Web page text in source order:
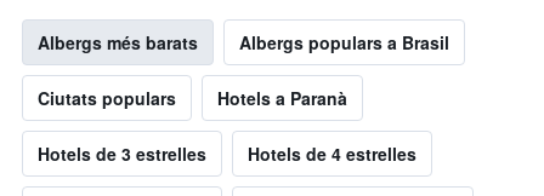
Albergs més barats Albergs populars a Brasil
Ciutats populars Hotels a Paranà
Hotels de 3 estrelles Hotels de 4 estrelles